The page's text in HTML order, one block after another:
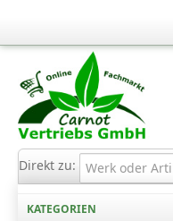
Direkt zu:
KATEGORIEN